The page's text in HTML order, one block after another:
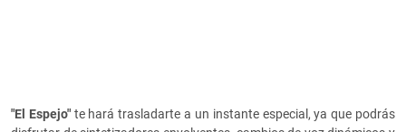
"El Espejo"te hará trasladarte a un instante especial, ya que podrás